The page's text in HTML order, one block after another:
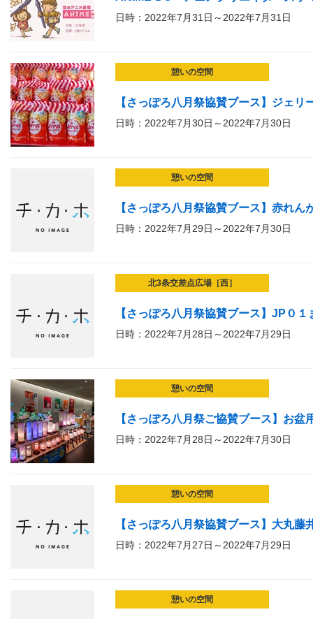
日時：2022年7月31日～2022年7月31日
憩いの空間
【さっぽろ八月祭協賛ブース】ジェリ
日時：2022年7月30日～2022年7月30日
憩いの空間
【さっぽろ八月祭協賛ブース】赤れ
日時：2022年7月29日～2022年7月30日
北3条交差点広場［西］
【さっぽろ八月祭協賛ブース】JP０
日時：2022年7月28日～2022年7月29日
憩いの空間
【さっぽろ八月祭ご協賛ブース】お盆
日時：2022年7月28日～2022年7月30日
憩いの空間
【さっぽろ八月祭協賛ブース】大丸藤
日時：2022年7月27日～2022年7月29日
憩いの空間